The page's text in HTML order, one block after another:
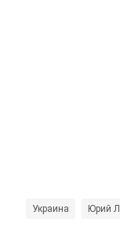
Украина Юрий